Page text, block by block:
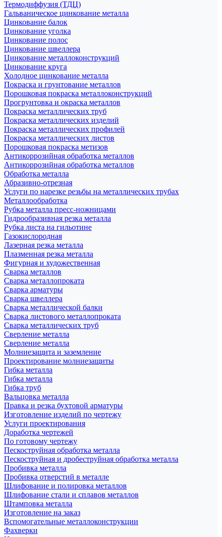
Термодиффузия (ТДЦ)
Гальваническое цинкование металла
Цинкование балок
Цинкование уголка
Цинкование полос
Цинкование швеллера
Цинкование металлоконструкций
Цинкование круга
Холодное цинкование металла
Покраска и грунтование металлов
Порошковая покраска металлоконструкций
Прогрунтовка и окраска металлов
Покраска металлических труб
Покраска металлических изделий
Покраска металлических профилей
Покраска металлических листов
Порошковая покраска метизов
Антикоррозийная обработка металлов
Антикоррозийная обработка металлов
Обработка металла
Абразивно-отрезная
Услуги по нарезке резьбы на металлических трубах
Металлообработка
Рубка металла пресс-ножницами
Гидрообразивная резка металла
Рубка листа на гильотине
Газокислородная
Лазерная резка металла
Плазменная резка металла
Фигурная и художественная
Сварка металлов
Сварка металлопроката
Сварка арматуры
Сварка швеллера
Сварка металлической балки
Сварка листового металлопроката
Сварка металлических труб
Сверление металла
Сверление металла
Молниезащита и заземление
Проектирование молниезащиты
Гибка металла
Гибка металла
Гибка труб
Вальцовка металла
Правка и резка бухтовой арматуры
Изготовление изделий по чертежу
Услуги проектирования
Доработка чертежей
По готовому чертежу
Пескоструйная обработка металла
Пескоструйная и дробеструйная обработка металла
Пробивка металла
Пробивка отверстий в металле
Шлифование и полировка металлов
Шлифование стали и сплавов металлов
Штамповка металла
Изготовление на заказ
Вспомогательные металлоконструкции
Фахверки